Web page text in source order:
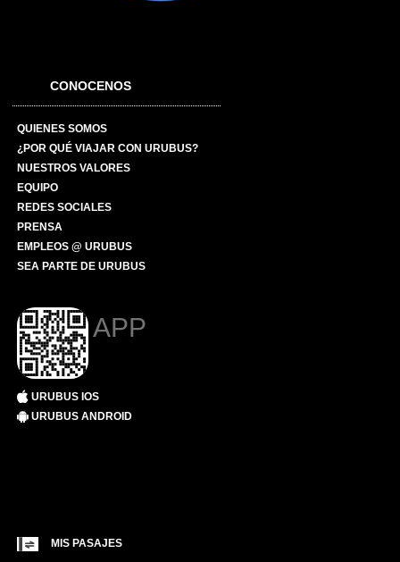
CONOCENOS
QUIENES SOMOS
¿POR QUÉ VIAJAR CON URUBUS?
NUESTROS VALORES
EQUIPO
REDES SOCIALES
PRENSA
EMPLEOS @ URUBUS
SEA PARTE DE URUBUS
APP
URUBUS IOS
URUBUS ANDROID
MIS PASAJES